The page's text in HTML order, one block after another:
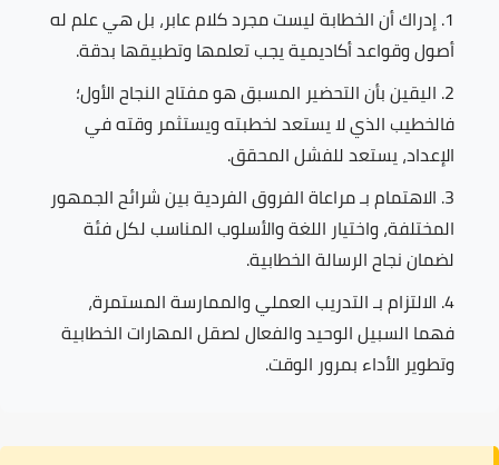
إدراك أنالخطابة ليست مجرد كلام عابر، بل هي علم له
أصول وقواعد أكاديمية يجب تعلمها وتطبيقها بدقة.
اليقين بأنالتحضير المسبقهو مفتاح النجاح الأول؛
فالخطيب الذي لا يستعد لخطبته ويستثمر وقته في
الإعداد، يستعد للفشل المحقق.
الاهتمام بـمراعاة الفروق الفرديةبين شرائح الجمهور
المختلفة، واختيار اللغة والأسلوب المناسب لكل فئة
لضمان نجاح الرسالة الخطابية.
الالتزام بـالتدريب العمليوالممارسة المستمرة،
فهما السبيل الوحيد والفعال لصقل المهارات الخطابية
وتطوير الأداء بمرور الوقت.